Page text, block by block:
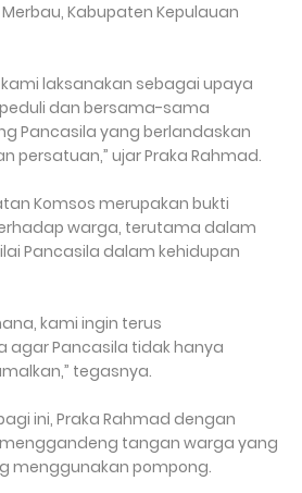
Kabupaten Kepulauan
kami laksanakan sebagai upaya
dan bersama-sama
Pancasila yang berlandaskan
persatuan,” ujar Praka Rahmad.
Komsos merupakan bukti
warga, terutama dalam
Pancasila dalam kehidupan
kami ingin terus
agar Pancasila tidak hanya
tegasnya.
ini, Praka Rahmad dengan
tangan warga yang
menggunakan pompong.